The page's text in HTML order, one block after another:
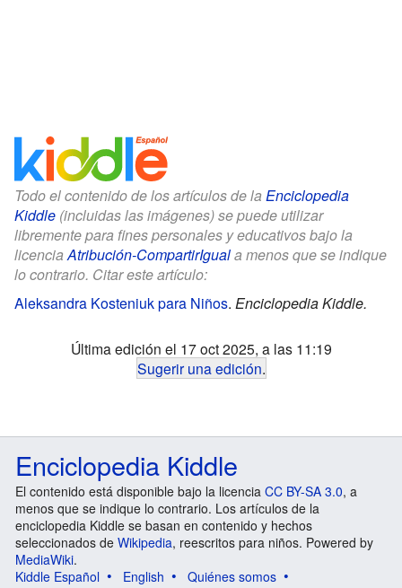
Todo el contenido de los artículos de la Enciclopedia
Kiddle (incluidas las imágenes) se puede utilizar
libremente para fines personales y educativos bajo la
licenciaAtribución-CompartirIguala menos que se indique
lo contrario. Citar este artículo:
Aleksandra Kosteniuk para Niños. Enciclopedia Kiddle.
Última edición el 17 oct 2025, a las 11:19
Sugerir una edición.
Enciclopedia Kiddle
El contenido está disponible bajo la licencia CC BY-SA 3.0, a
menos que se indique lo contrario. Los artículos de la
enciclopedia Kiddle se basan en contenido y hechos
seleccionados de Wikipedia, reescritos para niños. Powered by
MediaWiki.
Kiddle Español
English
Quiénes somos